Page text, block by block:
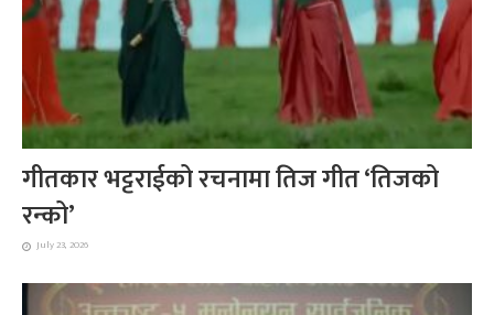
गीतकार भट्टराईको रचनामा तिज गीत ‘तिजको
रन्को’
July 23, 2026